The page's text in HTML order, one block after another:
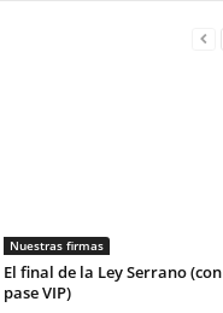
Nuestras firmas
El final de la Ley Serrano (con
pase VIP)